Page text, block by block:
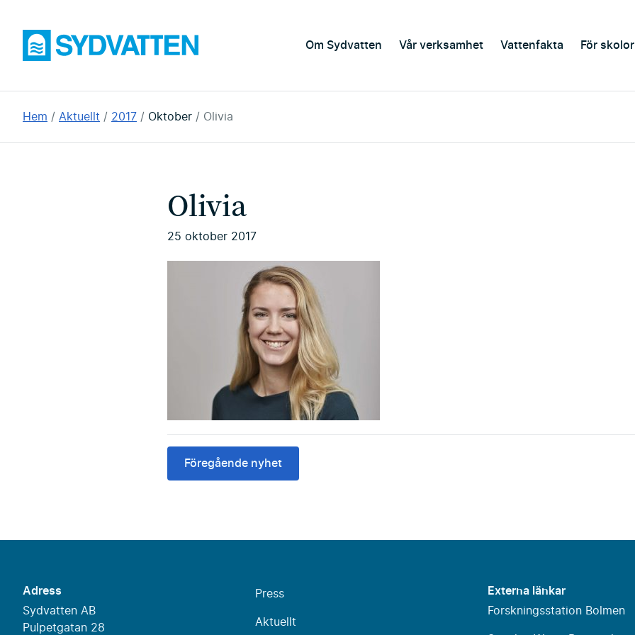
huvudinnehållet
Sydvatten Om Sydvatten Vår verksamhet Vattenfakta För skolor
Du
Hem Aktuellt 2017 Oktober Olivia
Olivia
25 oktober 2017
Föregående nyhet
Adress
Sydvatten AB
Pulpetgatan 28
Press
Aktuellt
Externa länkar
Forskningsstation Bolmen